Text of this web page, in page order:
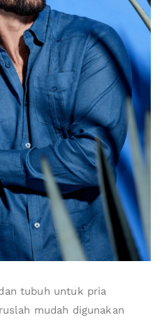
tubuh untuk pria
mudah digunakan